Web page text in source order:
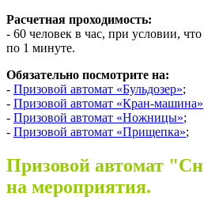
Расчетная проходимость:
- 60 человек в час, при условии,
по 1 минуте.
Обязательно посмотрите на:
- Призовой автомат «Бульдозер»;
- Призовой автомат «Кран-машина»
- Призовой автомат «Ножницы»;
- Призовой автомат «Прищепка»;
Призовой автомат
на мероприятия.